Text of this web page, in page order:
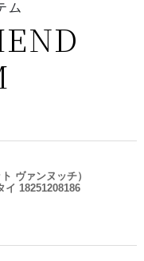
ム
ヴァンヌッチ）
イ 18251208186